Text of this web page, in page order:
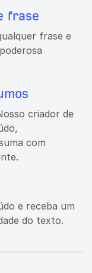
frase
frase e
criador de
com
e receba um
do texto.